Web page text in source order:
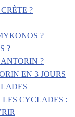
?
?
?
?
EN 3 JOURS
LES CYCLADES :